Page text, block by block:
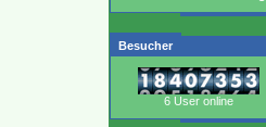
Besucher
6 User online